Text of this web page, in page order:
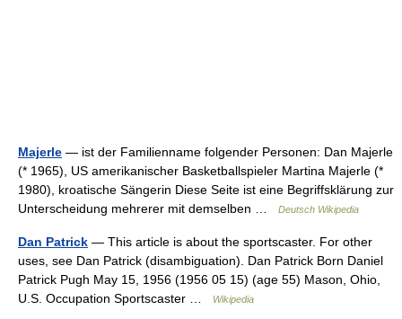
Majerle — ist der Familienname folgender Personen: Dan Majerle
(* 1965), US amerikanischer Basketballspieler Martina Majerle (*
1980), kroatische Sängerin Diese Seite ist eine Begriffsklärung zur
Unterscheidung mehrerer mit demselben …
Deutsch Wikipedia
Dan Patrick — This article is about the sportscaster. For other
uses, see Dan Patrick (disambiguation). Dan Patrick Born Daniel
Patrick Pugh May 15, 1956 (1956 05 15) (age 55) Mason, Ohio,
U.S. Occupation Sportscaster …
Wikipedia